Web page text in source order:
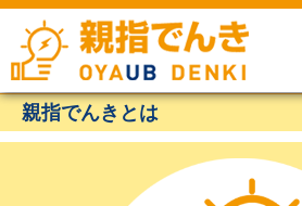
親指でんきとは